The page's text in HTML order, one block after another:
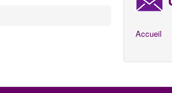
Accueil